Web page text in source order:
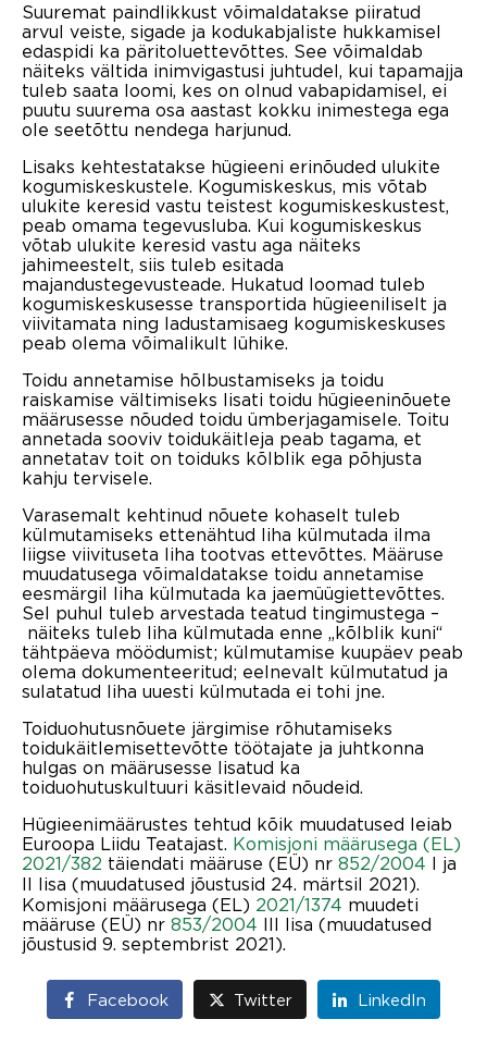
Suuremat paindlikkust võimaldatakse piiratud
arvul veiste, sigade ja kodukabjaliste hukkamisel
edaspidi ka päritoluettevõttes. See võimaldab
näiteks vältida inimvigastusi juhtudel, kui tapamajja
tuleb saata loomi, kes on olnud vabapidamisel, ei
puutu suurema osa aastast kokku inimestega ega
ole seetõttu nendega harjunud.
Lisaks kehtestatakse hügieeni erinõuded ulukite
kogumiskeskustele. Kogumiskeskus, mis võtab
ulukite keresid vastu teistest kogumiskeskustest,
peab omama tegevusluba. Kui kogumiskeskus
võtab ulukite keresid vastu aga näiteks
jahimeestelt, siis tuleb esitada
majandustegevusteade. Hukatud loomad tuleb
kogumiskeskusesse transportida hügieeniliselt ja
viivitamata ning ladustamisaeg kogumiskeskuses
peab olema võimalikult lühike.
Toidu annetamise hõlbustamiseks ja toidu
raiskamise vältimiseks lisati toidu hügieeninõuete
määrusesse nõuded toidu ümberjagamisele. Toitu
annetada sooviv toidukäitleja peab tagama, et
annetatav toit on toiduks kõlblik ega põhjusta
kahju tervisele.
Varasemalt kehtinud nõuete kohaselt tuleb
külmutamiseks ettenähtud liha külmutada ilma
liigse viivituseta liha tootvas ettevõttes. Määruse
muudatusega võimaldatakse toidu annetamise
eesmärgil liha külmutada ka jaemüügiettevõttes.
Sel puhul tuleb arvestada teatud tingimustega –
näiteks tuleb liha külmutada enne „kõlblik kuni“
tähtpäeva möödumist; külmutamise kuupäev peab
olema dokumenteeritud; eelnevalt külmutatud ja
sulatatud liha uuesti külmutada ei tohi jne.
Toiduohutusnõuete järgimise rõhutamiseks
toidukäitlemisettevõtte töötajate ja juhtkonna
hulgas on määrusesse lisatud ka
toiduohutuskultuuri käsitlevaid nõudeid.
Hügieenimäärustes tehtud kõik muudatused leiab
Euroopa Liidu Teatajast. Komisjoni määrusega (EL)
2021/382 täiendati määruse (EÜ) nr 852/2004 I ja
II lisa (muudatused jõustusid 24. märtsil 2021).
Komisjoni määrusega (EL) 2021/1374 muudeti
määruse (EÜ) nr 853/2004 III lisa (muudatused
jõustusid 9. septembrist 2021).
Facebook Twitter LinkedIn